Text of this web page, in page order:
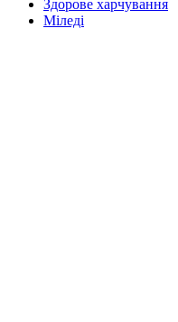
Здорове харчування
Міледі